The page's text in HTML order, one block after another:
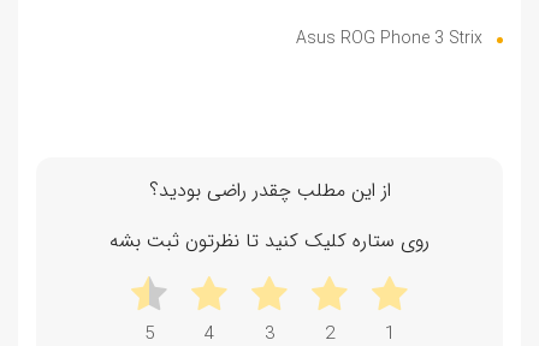
Asus ROG Phone 3 Strix
از این مطلب چقدر راضی بودید؟
روی ستاره کلیک کنید تا نظرتون ثبت بشه